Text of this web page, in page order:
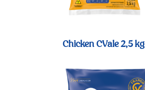
Chicken CVale 2,5 kg